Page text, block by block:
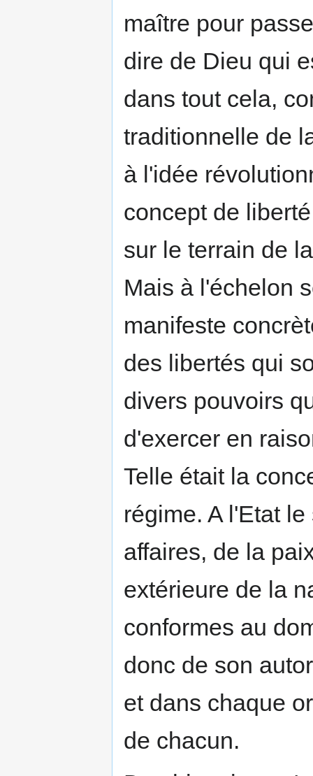
maître pour
dire de Dieu qui
dans tout cela,
traditionnelle de
à l'idée
concept de
sur le terrain de
Mais à l'échelon
manifeste
des libertés qui
divers pouvoirs
d'exercer en
Telle était la
régime. A l'Etat
affaires, de la
extérieure de la
conformes au
donc de son
et dans chaque
de chacun.